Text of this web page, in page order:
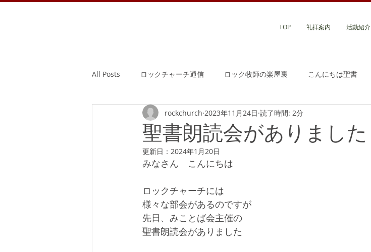
TOP 礼拝案内 活動紹介
All Posts ロックチャーチ通信 ロック牧師の楽屋裏 こんにちは聖書
聖書朗読会がありました
rockchurch 2023年11月24日 読了時間: 2分
更新日： 2024年1月20日
みなさん　こんにちは
ロックチャーチには
様々な部会があるのですが
先日、みことば会主催の
聖書朗読会がありました